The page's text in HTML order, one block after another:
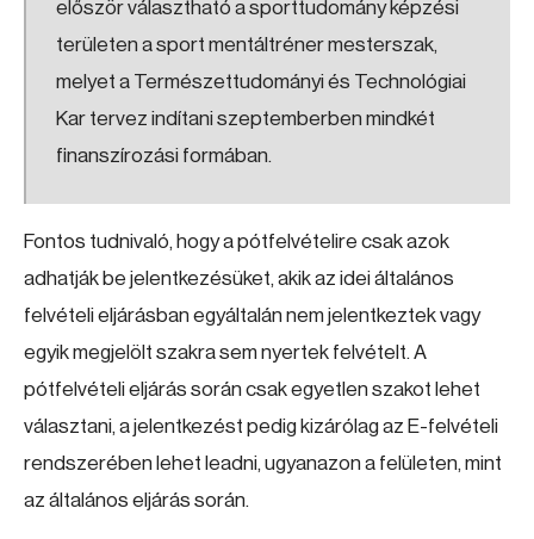
először választható a sporttudomány képzési
területen a sport mentáltréner mesterszak,
melyet a Természettudományi és Technológiai
Kar tervez indítani szeptemberben mindkét
finanszírozási formában.
Fontos tudnivaló, hogy a pótfelvételire csak azok
adhatják be jelentkezésüket, akik az idei általános
felvételi eljárásban egyáltalán nem jelentkeztek vagy
egyik megjelölt szakra sem nyertek felvételt. A
pótfelvételi eljárás során csak egyetlen szakot lehet
választani, a jelentkezést pedig kizárólag az E-felvételi
rendszerében lehet leadni, ugyanazon a felületen, mint
az általános eljárás során.